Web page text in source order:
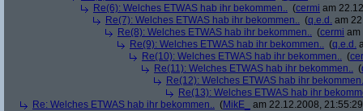
Re(6): Welches ETWAS hab ihr bekommen.. (cermi am
Re(7): Welches ETWAS hab ihr bekommen.. (q.e.d. am
Re(8): Welches ETWAS hab ihr bekommen.. (cermi am
Re(9): Welches ETWAS hab ihr bekommen.. (q.e.d.
Re(10): Welches ETWAS hab ihr bekommen.. (
Re(11): Welches ETWAS hab ihr bekommen.. (
Re(12): Welches ETWAS hab ihr
Re(13): Welches ETWAS hab ihr
Re: Welches ETWAS hab ihr bekommen.. (MikE_
am 22.12.2008,